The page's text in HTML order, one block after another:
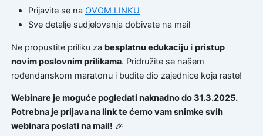
Prijavite se na OVOM LINKU
Sve detalje sudjelovanja dobivate na mail
Ne propustite priliku za besplatnu edukacijui pristup
novim poslovnim prilikama. Pridružite se našem
rođendanskom maratonu i budite dio zajednice koja raste!
Webinare je moguće pogledati naknadno do 31.3.2025.
Potrebna je prijava na link te ćemo vam snimke svih
webinara poslati na mail! 🎉